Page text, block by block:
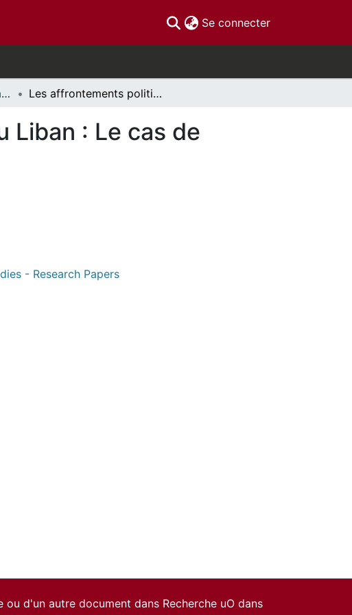
Se connecter(current)
Études politiques - Mémoires // Political Studies - Research Papers Les affrontements politico-confessionnels au Liban : Le cas de l’explosion du port de Beyrouth en 2020
Liban : Le cas de
- Research Papers
d'un autre document dans Recherche uO dans